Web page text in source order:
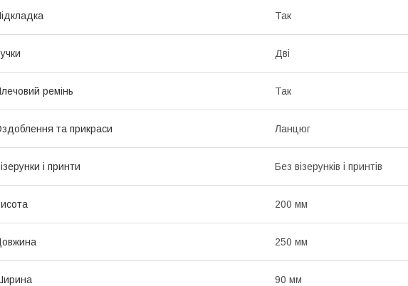
Так
Дві
ремінь Так
та прикраси Ланцюг
і принти Без візерунків і принтів
200 мм
250 мм
90 мм